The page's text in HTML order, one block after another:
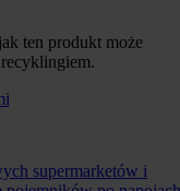
ten produkt może